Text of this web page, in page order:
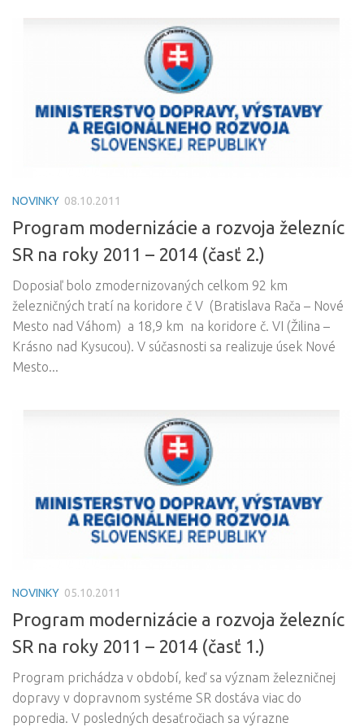
NOVINKY 08.10.2011
Program modernizácie a rozvoja železníc
SR na roky 2011 – 2014 (časť 2.)
Doposiaľ bolo zmodernizovaných celkom 92 km
železničných tratí na koridore č V (Bratislava Rača – Nové
Mesto nad Váhom) a 18,9 km na koridore č. VI (Žilina –
Krásno nad Kysucou). V súčasnosti sa realizuje úsek Nové
Mesto...
NOVINKY 05.10.2011
Program modernizácie a rozvoja železníc
SR na roky 2011 – 2014 (časť 1.)
Program prichádza v období, keď sa význam železničnej
dopravy v dopravnom systéme SR dostáva viac do
popredia. V posledných desaťročiach sa výrazne